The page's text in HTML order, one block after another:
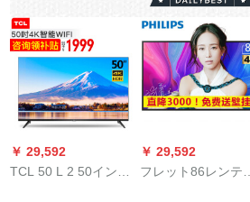
￥ 29,592
TCL 50 L 2 50インチ
￥ 29,592
フレット86レンティ